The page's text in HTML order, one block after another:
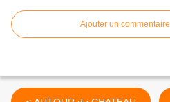
Ajouter un commentaire